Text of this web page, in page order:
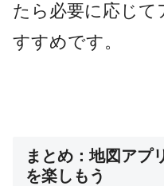
たら必要に応じ
すすめです。
まとめ：地図アプ
を楽しもう